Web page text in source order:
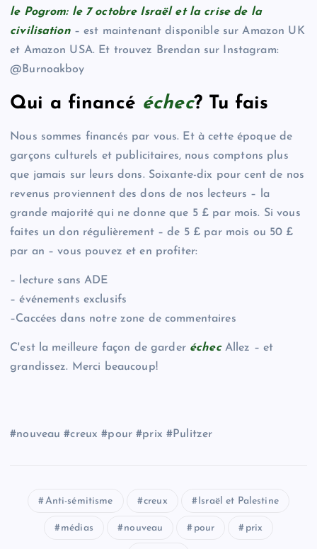
le Pogrom: le 7 octobre Israël et la crise de la
civilisation– est maintenant disponible sur Amazon UK
et Amazon USA. Et trouvez Brendan sur Instagram:
@Burnoakboy
Qui a financé échec? Tu fais
Nous sommes financés par vous. Et à cette époque de
garçons culturels et publicitaires, nous comptons plus
que jamais sur leurs dons. Soixante-dix pour cent de nos
revenus proviennent des dons de nos lecteurs – la
grande majorité qui ne donne que 5 £ par mois. Si vous
faites un don régulièrement – de 5 £ par mois ou 50 £
par an – vous pouvez et en profiter:
– lecture sans ADE
– événements exclusifs
–Caccées dans notre zone de commentaires
C'est la meilleure façon de garder échecAllez – et
grandissez. Merci beaucoup!
#nouveau #creux #pour #prix #Pulitzer
Anti-sémitisme creux Israël et Palestine
médias nouveau pour prix